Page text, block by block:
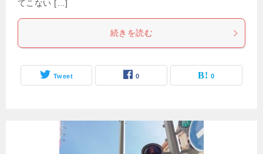
てこない […]
続きを読む
Tweet 0 0